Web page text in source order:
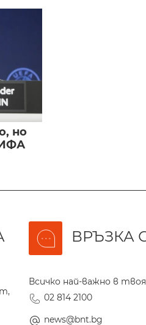
но
ВРЪЗКА
Всичко най-важно в
02 814 2100
news@bnt.bg